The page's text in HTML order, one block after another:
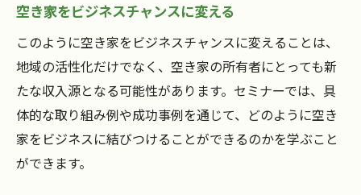
空き家をビジネスチャンスに変える
このように空き家をビジネスチャンスに変えることは、
地域の活性化だけでなく、空き家の所有者にとっても新
たな収入源となる可能性があります。セミナーでは、具
体的な取り組み例や成功事例を通じて、どのように空き
家をビジネスに結びつけることができるのかを学ぶこと
ができます。